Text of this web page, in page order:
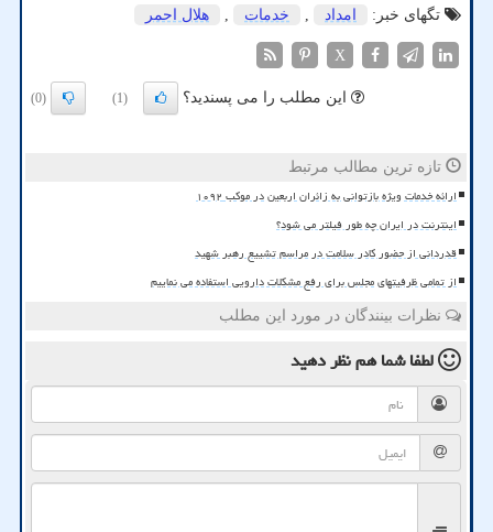
تگهای خبر:
امداد , خدمات , هلال احمر
X
این مطلب را می پسندید؟ (1)
(0)
تازه ترین مطالب مرتبط
ارائه خدمات ویژه بازتوانی به زائران اربعین در موکب ۱۰۹۲
اینترنت در ایران چه طور فیلتر می شود؟
قدردانی از حضور کادر سلامت در مراسم تشییع رهبر شهید
از تمامی ظرفیتهای مجلس برای رفع مشکلات دارویی استفاده می نماییم
نظرات بینندگان در مورد این مطلب
لطفا شما همنظر دهید